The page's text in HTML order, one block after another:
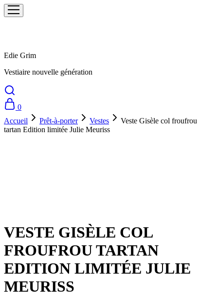
Edie Grim
Vestiaire nouvelle génération
0
Accueil
Prêt-à-porter Vestes
Veste Gisèle col froufrou
tartan Edition limitée Julie Meuriss
VESTE GISÈLE COL
FROUFROU TARTAN
EDITION LIMITÉE JULIE
MEURISS